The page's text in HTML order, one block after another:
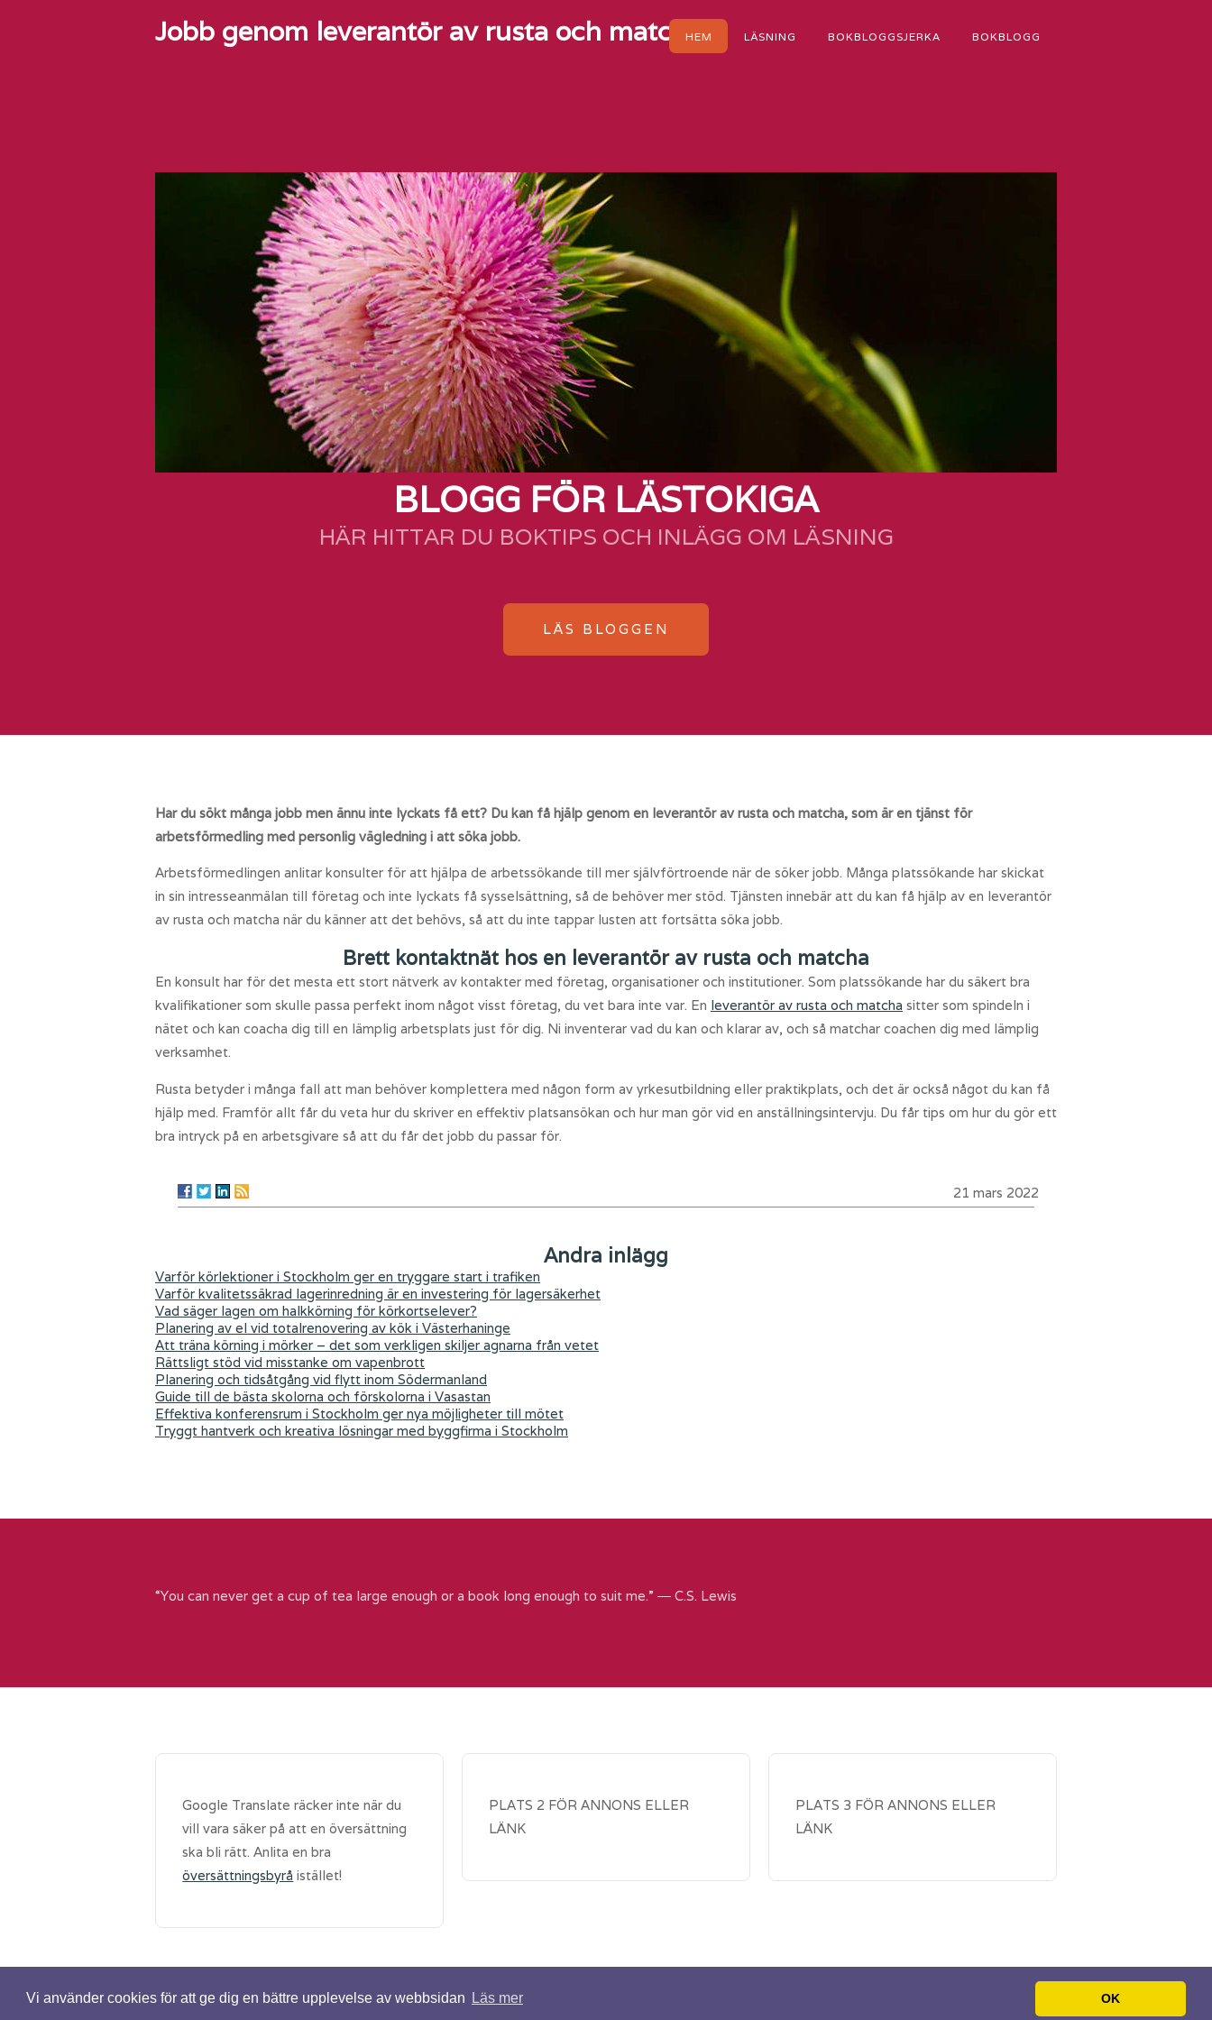
Vi använder cookies för att ge dig en bättre upplevelse av webbsidan Läs mer OK
Jobb genom leverantör av rusta och matcha
HEM LÄSNING BOKBLOGGSJERKA BOKBLOGG
BLOGG FÖR LÄSTOKIGA
HÄR HITTAR DU BOKTIPS OCH INLÄGG OM LÄSNING
LÄS BLOGGEN
Har du sökt många jobb men ännu inte lyckats få ett? Du kan få hjälp genom en leverantör av rusta och matcha, som är en tjänst för
arbetsförmedling med personlig vägledning i att söka jobb.
Arbetsförmedlingen anlitar konsulter för att hjälpa de arbetssökande till mer självförtroende när de söker jobb. Många platssökande har skickat
in sin intresseanmälan till företag och inte lyckats få sysselsättning, så de behöver mer stöd. Tjänsten innebär att du kan få hjälp av en leverantör
av rusta och matcha när du känner att det behövs, så att du inte tappar lusten att fortsätta söka jobb.
Brett kontaktnät hos en leverantör av rusta och matcha
En konsult har för det mesta ett stort nätverk av kontakter med företag, organisationer och institutioner. Som platssökande har du säkert bra
kvalifikationer som skulle passa perfekt inom något visst företag, du vet bara inte var. En leverantör av rusta och matcha sitter som spindeln i
nätet och kan coacha dig till en lämplig arbetsplats just för dig. Ni inventerar vad du kan och klarar av, och så matchar coachen dig med lämplig
verksamhet.
Rusta betyder i många fall att man behöver komplettera med någon form av yrkesutbildning eller praktikplats, och det är också något du kan få
hjälp med. Framför allt får du veta hur du skriver en effektiv platsansökan och hur man gör vid en anställningsintervju. Du får tips om hur du gör ett
bra intryck på en arbetsgivare så att du får det jobb du passar för.
21 mars 2022
Andra inlägg
Varför körlektioner i Stockholm ger en tryggare start i trafiken
Varför kvalitetssäkrad lagerinredning är en investering för lagersäkerhet
Vad säger lagen om halkkörning för körkortselever?
Planering av el vid totalrenovering av kök i Västerhaninge
Att träna körning i mörker – det som verkligen skiljer agnarna från vetet
Rättsligt stöd vid misstanke om vapenbrott
Planering och tidsåtgång vid flytt inom Södermanland
Guide till de bästa skolorna och förskolorna i Vasastan
Effektiva konferensrum i Stockholm ger nya möjligheter till mötet
Tryggt hantverk och kreativa lösningar med byggfirma i Stockholm
“You can never get a cup of tea large enough or a book long enough to suit me.” ― C.S. Lewis
Google Translate räcker inte när du
vill vara säker på att en översättning
ska bli rätt. Anlita en bra
översättningsbyrå istället!
PLATS 2 FÖR ANNONS ELLER
LÄNK
PLATS 3 FÖR ANNONS ELLER
LÄNK
© Spetsig.se - Alla rättigheter reserverade. | Design avTEMPLATED